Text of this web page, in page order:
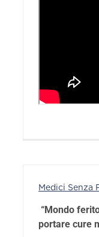
Medici Senza
“Mondo
portare cure